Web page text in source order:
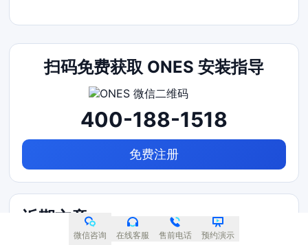
扫码免费获取 ONES 安装指导
400-188-1518
免费注册
近期文章
微信咨询 在线客服 售前电话 预约演示